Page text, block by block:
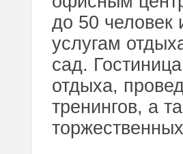
до 50 человек
услугам
сад.
отдыха,
тренингов, а